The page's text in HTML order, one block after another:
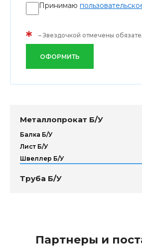
Металлопрокат Б/У
Балка Б/У
Лист Б/У
Швеллер Б/У
Труба Б/У
Принимаю
* – Звездочкой отмечены
ОФОРМИТЬ
Партнеры и